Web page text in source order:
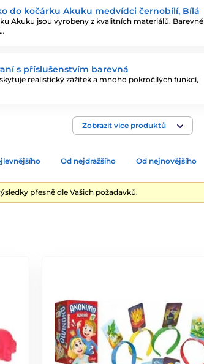
do kočárku Akuku medvídci černobílí, Bílá
Akuku jsou vyrobeny z kvalitních materiálů. Barevné
s příslušenstvím barevná
realistický zážitek a mnoho pokročilých funkcí,
Zobrazit více produktů
Od nejdražšího Od nejnovějšího
přesně dle Vašich požadavků.